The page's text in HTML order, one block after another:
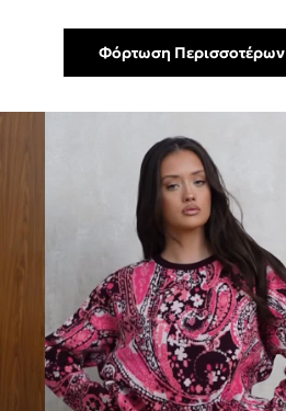
Φόρτωση Περισσοτέρων